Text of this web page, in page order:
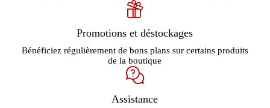
Promotions et déstockages
Bénéficiez régulièrement de bons plans sur certains produits
de la boutique
Assistance